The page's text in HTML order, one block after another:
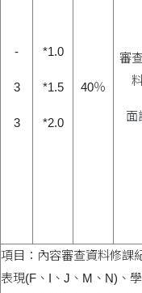
-
3
3
*1.0
*1.5
*2.0
40％
審
面
項目：內容審查資料修課
表現(F、I、J、M、N)、